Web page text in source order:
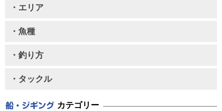
・エリア
・魚種
・釣り方
・タックル
カテゴリー